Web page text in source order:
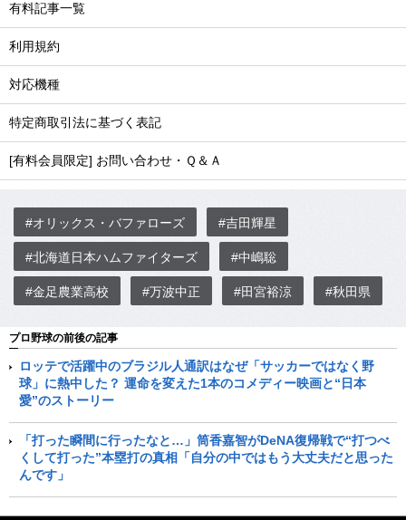
有料記事一覧
利用規約
対応機種
特定商取引法に基づく表記
[有料会員限定] お問い合わせ・Ｑ＆Ａ
#オリックス・バファローズ #吉田輝星
#北海道日本ハムファイターズ #中嶋聡
#金足農業高校 #万波中正 #田宮裕涼 #秋田県
プロ野球の前後の記事
ロッテで活躍中のブラジル人通訳はなぜ「サッカーではなく野
球」に熱中した？ 運命を変えた1本のコメディー映画と“日本
愛”のストーリー
「打った瞬間に行ったなと…」筒香嘉智がDeNA復帰戦で“打つべ
くして打った”本塁打の真相「自分の中ではもう大丈夫だと思った
んです」